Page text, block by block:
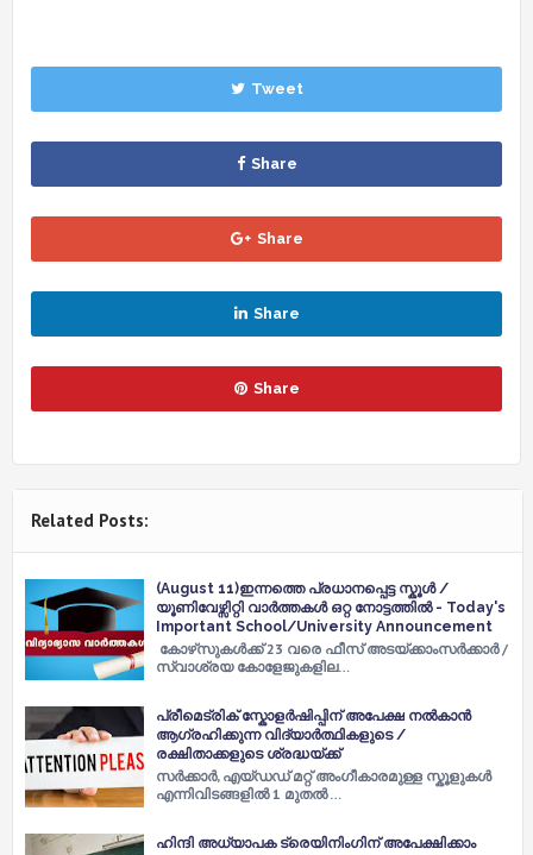
Tweet
Share
Share
Share
Share
Related Posts:
(August 11)ഇന്നത്തെ പ്രധാനപ്പെട്ട സ്കൂൾ /
യൂണിവേഴ്സിറ്റി വാർത്തകൾ ഒറ്റ നോട്ടത്തിൽ - Today's
Important School/University Announcement
കോഴ്‌സുകൾക്ക് 23 വരെ ഫീസ് അടയ്ക്കാംസർക്കാർ /
സ്വാശ്രയ കോളേജുകളില…
പ്രീമെട്രിക് സ്കോളർഷിപ്പിന് അപേക്ഷ നൽകാൻ
ആഗ്രഹിക്കുന്ന വിദ്യാർത്ഥികളുടെ /
രക്ഷിതാക്കളുടെ ശ്രദ്ധയ്ക്ക്
സര്‍ക്കാര്‍, എയ്ഡഡ് മറ്റ് അംഗീകാരമുള്ള സ്കൂളുകൾ
എന്നിവിടങ്ങളിൽ 1 മുതൽ …
ഹിന്ദി അധ്യാപക ട്രെയിനിംഗിന് അപേക്ഷിക്കാം